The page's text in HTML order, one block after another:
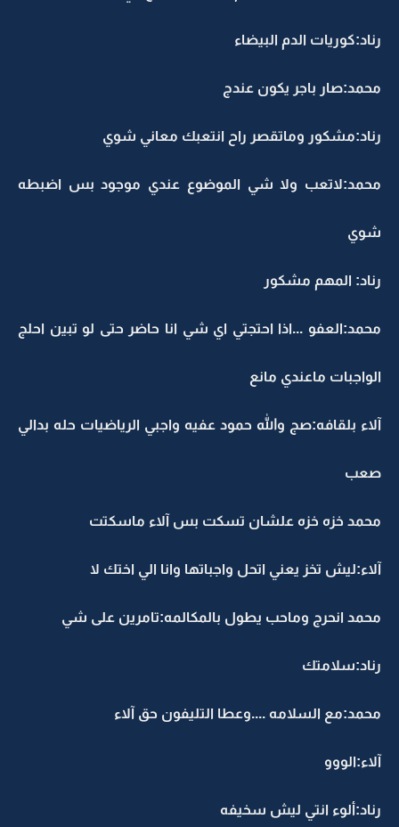
رناد:كوريات الدم البيضاء
محمد:صار باجر يكون عندج
رناد:مشكور وماتقصر راح انتعبك معاني شوي
محمد:لاتعب ولا شي الموضوع عندي موجود بس اضبطه
شوي
رناد: المهم مشكور
محمد:العفو ...اذا احتجتي اي شي انا حاضر حتى لو تبين احلج
الواجبات ماعندي مانع
آلاء بلقافه:صج والله حمود عفيه واجبي الرياضيات حله بدالي
صعب
محمد خزه خزه علشان تسكت بس آلاء ماسكتت
آلاء:ليش تخز يعني اتحل واجباتها وانا الي اختك لا
محمد انحرج وماحب يطول بالمكالمه:تامرين على شي
رناد:سلامتك
محمد:مع السلامه ....وعطا التليفون حق آلاء
آلاء:الووو
رناد:ألوء انتي ليش سخيفه